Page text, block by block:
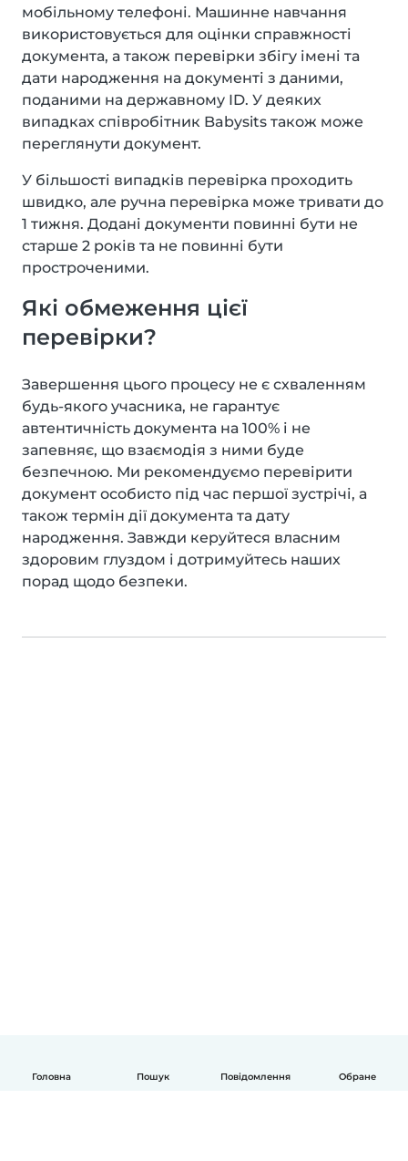
Головна Пошук Повідомлення Обране
мобільному телефоні. Машинне навчання
використовується для оцінки справжності
документа, а також перевірки збігу імені та
дати народження на документі з даними,
поданими на державному ID. У деяких
випадках співробітник Babysits також може
переглянути документ.
У більшості випадків перевірка проходить
швидко, але ручна перевірка може тривати до
1 тижня. Додані документи повинні бути не
старше 2 років та не повинні бути
простроченими.
Які обмеження цієї
перевірки?
Завершення цього процесу не є схваленням
будь-якого учасника, не гарантує
автентичність документа на 100% і не
запевняє, що взаємодія з ними буде
безпечною. Ми рекомендуємо перевірити
документ особисто під час першої зустрічі, а
також термін дії документа та дату
народження. Завжди керуйтеся власним
здоровим глуздом і дотримуйтесь наших
порад щодо безпеки.